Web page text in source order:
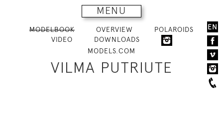
MENU
EN
MODELBOOK OVERVIEW
POLAROIDS
VIDEO
DOWNLOADS
MODELS.COM
VILMA PUTRIUTE